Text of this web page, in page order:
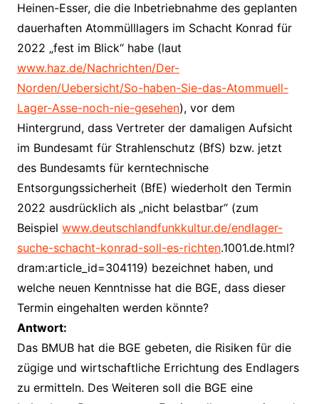
Heinen-Esser, die die Inbetriebnahme des geplanten
dauerhaften Atommülllagers im Schacht Konrad für
2022 „fest im Blick“ habe (laut
www.haz.de/Nachrichten/Der-
Norden/Uebersicht/So-haben-Sie-das-Atommuell-
Lager-Asse-noch-nie-gesehen), vor dem
Hintergrund, dass Vertreter der damaligen Aufsicht
im Bundesamt für Strahlenschutz (BfS) bzw. jetzt
des Bundesamts für kerntechnische
Entsorgungssicherheit (BfE) wiederholt den Termin
2022 ausdrücklich als „nicht belastbar“ (zum
Beispiel www.deutschlandfunkkultur.de/endlager-
suche-schacht-konrad-soll-es-richten.1001.de.html?
dram:article_id=304119) bezeichnet haben, und
welche neuen Kenntnisse hat die BGE, dass dieser
Termin eingehalten werden könnte?
Antwort:
Das BMUB hat die BGE gebeten, die Risiken für die
zügige und wirtschaftliche Errichtung des Endlagers
zu ermitteln. Des Weiteren soll die BGE eine